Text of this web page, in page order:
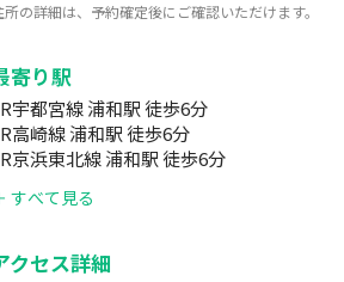
所の詳細は、予約確定後にご確認いただけます。
寄り駅
宇都宮線 浦和駅 徒歩6分
高崎線 浦和駅 徒歩6分
京浜東北線 浦和駅 徒歩6分
すべて見る
クセス詳細